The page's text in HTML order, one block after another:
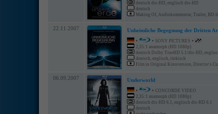
deutsch dts-HD, englisch dts-HD
deutsch
Making Of, Audiokommentar, Trailer,
22.11.2007
Unheimliche Begegnung der Dritten
•
• SONY PICTURES •
2,35:1 anamorph (HD 1080p)
deutsch Dolby TrueHD 5.1/dts-HD,
deutsch, englisch, türkisch
Film in Original Kinoversion, Director's
06.09.2007
Underworld
•
• CONCORDE VIDEO
2,35:1 anamorph (HD 1080p)
deutsch dts-HD 6.1, englisch dts-HD 6.1
deutsch